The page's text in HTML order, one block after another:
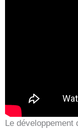
Le développement